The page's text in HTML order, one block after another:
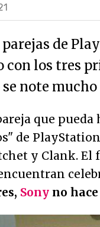
parejas de
con los tres
se note
que pueda
de
y Clank. El
Sony no